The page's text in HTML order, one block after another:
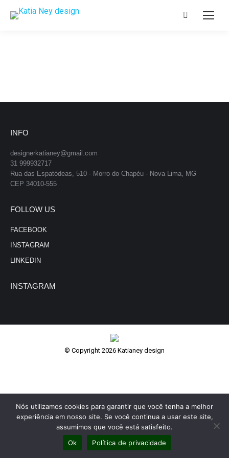
Search:
INFO
designerkatianey@gmail.com
31 999932717
Rua das Espatódeas, 510 - Morro do Chapéu - Nova Lima, MG
CEP 34010-555
FOLLOW US
FACEBOOK
INSTAGRAM
LINKEDIN
INSTAGRAM
© Copyright 2026 Katianey design
Nós utilizamos cookies para garantir que você tenha a melhor
experiência em nosso site. Se você continua a usar este site,
assumimos que você está satisfeito.
Ok
Política de privacidade